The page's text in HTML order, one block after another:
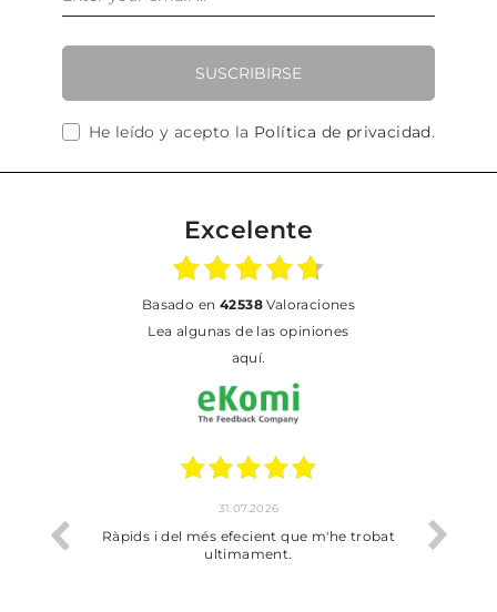
SUSCRIBIRSE
He leído y acepto la Política de privacidad.
Excelente
basado en 42538Valoraciones
Lea algunas de las opiniones
aquí.
efecient que m'he trobat
ultimament.
Bien pero soy de Vilafranca y no
dejado recoger en tienda